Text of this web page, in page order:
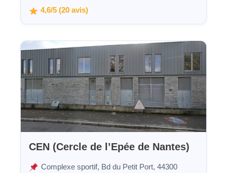
4,6/5 (20 avis)
CEN (Cercle de l’Epée de Nantes)
Complexe sportif, Bd du Petit Port, 44300